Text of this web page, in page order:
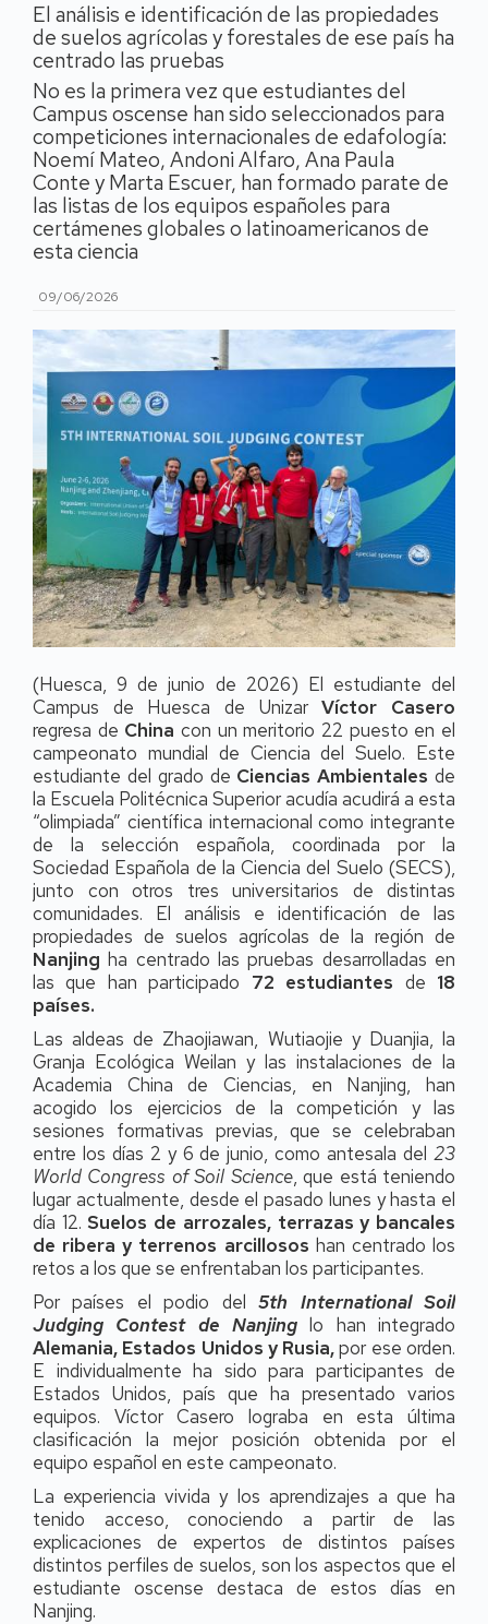
El análisis e identificación de las propiedades
de suelos agrícolas y forestales de ese país ha
centrado las pruebas
No es la primera vez que estudiantes del
Campus oscense han sido seleccionados para
competiciones internacionales de edafología:
Noemí Mateo, Andoni Alfaro, Ana Paula
Conte y Marta Escuer, han formado parate de
las listas de los equipos españoles para
certámenes globales o latinoamericanos de
esta ciencia
09/06/2026
(Huesca, 9 de junio de 2026) El estudiante del
Campus de Huesca de UnizarVíctor Casero
regresa de China con un meritorio 22 puesto en el
campeonato mundial de Ciencia del Suelo. Este
estudiante del grado de Ciencias Ambientales de
la Escuela Politécnica Superior acudía acudirá a esta
“olimpiada” científica internacional como integrante
de la selección española, coordinada por la
Sociedad Española de la Ciencia del Suelo (SECS),
junto con otros tres universitarios de distintas
comunidades. El análisis e identificación de las
propiedades de suelos agrícolas de la región de
Nanjing ha centrado las pruebas desarrolladas en
las que han participado 72 estudiantes de 18
países.
Las aldeas de Zhaojiawan, Wutiaojie y Duanjia, la
Granja Ecológica Weilan y las instalaciones de la
Academia China de Ciencias, en Nanjing, han
acogido los ejercicios de la competición y las
sesiones formativas previas, que se celebraban
entre los días 2 y 6 de junio, como antesala del 23
World Congress of Soil Science, que está teniendo
lugar actualmente, desde el pasado lunes y hasta el
día 12. Suelos de arrozales, terrazas y bancales
de ribera y terrenos arcillosos han centrado los
retos a los que se enfrentaban los participantes.
Por países el podio del5th International Soil
Judging Contest de Nanjing lo han integrado
Alemania, Estados Unidos y Rusia,por ese orden.
E individualmente ha sido para participantes de
Estados Unidos, país que ha presentado varios
equipos. Víctor Casero lograba en esta última
clasificación la mejor posición obtenida por el
equipo español en este campeonato.
La experiencia vivida y los aprendizajes a que ha
tenido acceso, conociendo a partir de las
explicaciones de expertos de distintos países
distintos perfiles de suelos, son los aspectos que el
estudiante oscense destaca de estos días en
Nanjing.